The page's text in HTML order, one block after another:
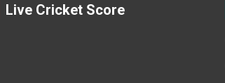
Live Cricket Score